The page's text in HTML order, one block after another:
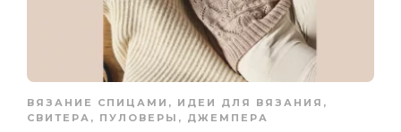
ВЯЗАНИЕ СПИЦАМИ , ИДЕИ ДЛЯ ВЯЗАНИЯ ,
СВИТЕРА, ПУЛОВЕРЫ, ДЖЕМПЕРА